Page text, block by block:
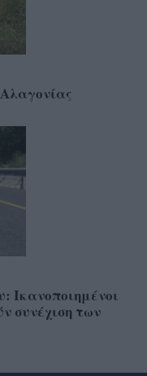
Ικανοποιημένοι
συνέχιση των